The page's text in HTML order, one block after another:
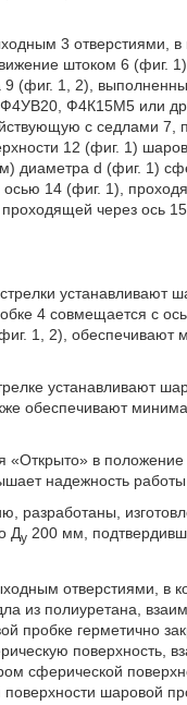
3 отверстиями,
штоком 6 (фиг.
(фиг. 1, 2),
Ф4К15М5 или
с седлами 7,
12 (фиг. 1)
диаметра d (фиг. 1)
14 (фиг. 1),
через ось
устанавливают
4 совмещается с
1, 2),
устанавливают
обеспечивают
в положение
надежность работы
разработаны,
Ду 200 мм,
отверстиями, в
из полиуретана,
пробке герметично
поверхность,
сферической
шаровой